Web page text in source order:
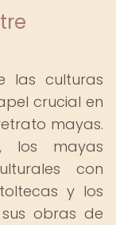
las culturas
crucial en
mayas.
los mayas
con
y los
obras de